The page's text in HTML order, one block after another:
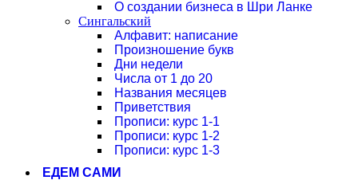
О создании бизнеса в Шри Ланке
Сингальский
Алфавит: написание
Произношение букв
Дни недели
Числа от 1 до 20
Названия месяцев
Приветствия
Прописи: курс 1-1
Прописи: курс 1-2
Прописи: курс 1-3
ЕДЕМ САМИ